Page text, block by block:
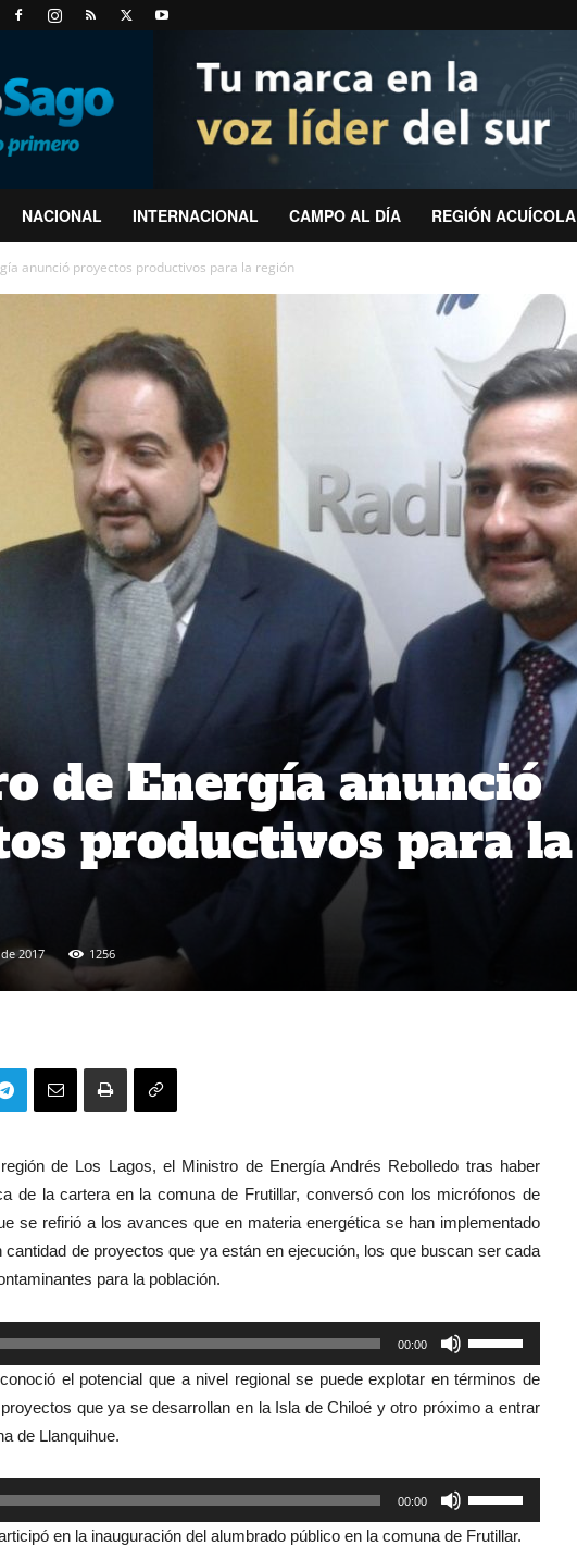
NACIONAL INTERNACIONAL CAMPO AL DÍA REGIÓN ACUÍCOLA
anunció proyectos productivos para la región
de Energía anunció
productivos para la
2017 1256
de Los Lagos, el Ministro de Energía Andrés Rebolledo tras haber
de la cartera en la comuna de Frutillar, conversó con los micrófonos de
se refirió a los avances que en materia energética se han implementado
de proyectos que ya están en ejecución, los que buscan ser cada
para la población.
00:00
las
teclas
de
arriba/abajo
para
aumentar
el potencial que a nivel regional se puede explotar en términos de
que ya se desarrollan en la Isla de Chiloé y otro próximo a entrar
de Llanquihue.
00:00
las
teclas
en la inauguración del alumbrado público en la comuna de Frutillar.